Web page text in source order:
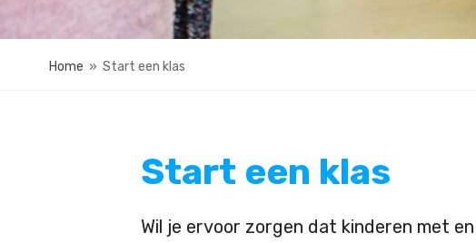
Home » Start een klas
Start een klas
Wil je ervoor zorgen dat kinderen met